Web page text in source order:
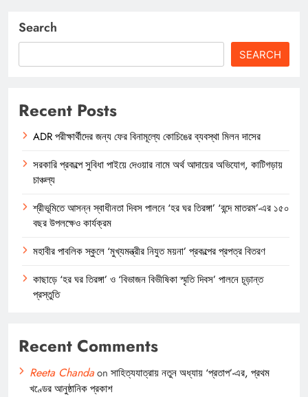
Search
SEARCH
Recent Posts
ADR পরীক্ষার্থীদের জন্য ফের বিনামূল্যে কোচিঙের ব্যবস্থা মিলন দাসের
সরকারি প্রকল্পে সুবিধা পাইয়ে দেওয়ার নামে অর্থ আদায়ের অভিযোগ, কাটিগড়ায়
চাঞ্চল্য
শ্রীভূমিতে আসন্ন স্বাধীনতা দিবস পালনে ‘হর ঘর তিরঙ্গা’ ‘বন্দে মাতরম’-এর ১৫০
বছর উপলক্ষেও কার্যক্রম
মহাবীর পাবলিক স্কুলে ‘মুখ্যমন্ত্রীর নিযুত ময়না’ প্রকল্পের প্রপত্র বিতরণ
কাছাড়ে ‘হর ঘর তিরঙ্গা’ ও ‘বিভাজন বিভীষিকা স্মৃতি দিবস’ পালনে চূড়ান্ত
প্রস্তুতি
Recent Comments
Reeta Chandaon সাহিত্যযাত্রায় নতুন অধ্যায় ‘প্রতাপ’-এর, প্রথম
খণ্ডের আনুষ্ঠানিক প্রকাশ